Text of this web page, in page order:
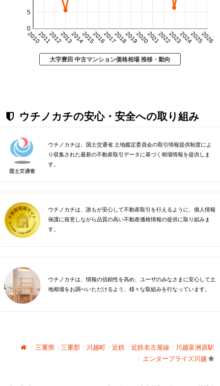
20102011201220132014201520162017201820192020202120222023202420252026
0
5
大字豊田 中古マンション価格相場 推移・動向
ウチノカチの安心・安全への取り組み
ウチノカチは、国土交通省 土地鑑定委員会の取引情報提供制度によ
り収集された最新の不動産取引データに基づく相場情報を提供しま
す。
ウチノカチは、誰もが安心して不動産取引を行えるように、個人情報
保護に留意しながら品質の高い不動産価格情報の提供に取り組みま
す。
ウチノカチは、情報の信頼性を高め、ユーザのみなさまに安心して土
地相場をお調べいただけるよう、様々な取組みを行なっています。
三重県 三重郡 川越町 近鉄 近鉄名古屋線
川越富洲原駅
エンタープライズ川越